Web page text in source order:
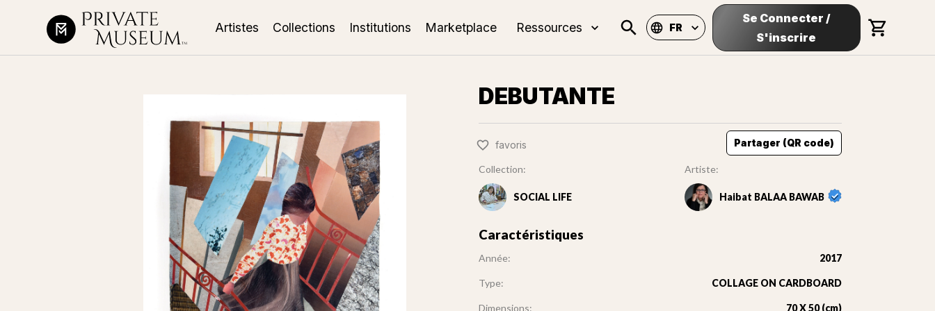
Artistes Collections Institutions Marketplace Ressources FR
Se Connecter /
S'inscrire
DEBUTANTE
favoris Partager (QR code)
Collection:
SOCIAL LIFE
Artiste:
Haibat BALAA BAWAB
Caractéristiques
Année: 2017
Type: COLLAGE ON CARDBOARD
Dimensions: 70 X 50 (cm)